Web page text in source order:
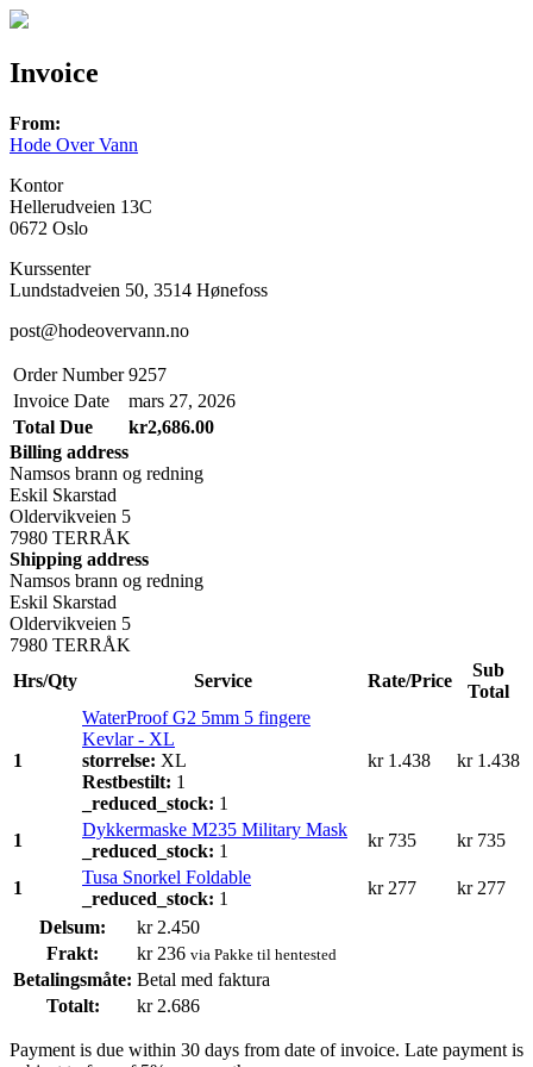
Invoice
From:
Hode Over Vann
Kontor
Hellerudveien 13C
0672 Oslo
Kurssenter
Lundstadveien 50, 3514 Hønefoss
post@hodeovervann.no
Order Number 9257
Invoice Date
mars 27, 2026
Total Due
kr2,686.00
Billing address
Namsos brann og redning
Eskil Skarstad
Oldervikveien 5
7980 TERRÅK
Shipping address
Namsos brann og redning
Eskil Skarstad
Oldervikveien 5
7980 TERRÅK
Hrs/Qty
Service Rate/Price
Sub
Total
1
WaterProof G2 5mm 5 fingere
Kevlar - XL
storrelse: XL
Restbestilt: 1
_reduced_stock: 1
kr1.438 kr1.438
1
Dykkermaske M235 Military Mask
_reduced_stock: 1
kr735 kr735
1
Tusa Snorkel Foldable
_reduced_stock: 1
kr277 kr277
Delsum:
kr2.450
Frakt:
kr236 via Pakke til hentested
Betalingsmåte: Betal med faktura
Totalt:
kr2.686
Payment is due within 30 days from date of invoice. Late payment is